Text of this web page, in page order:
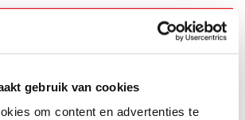
gebruik van cookies
om content en advertenties te
nieuwsbrief
Schrijf u dan nu in voor onze